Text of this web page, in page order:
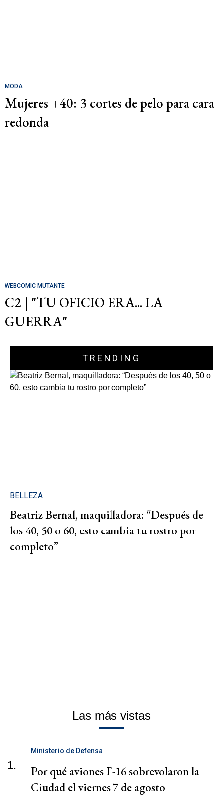
MODA
Mujeres +40: 3 cortes de pelo para cara
redonda
WEBCOMIC MUTANTE
C2 | "TU OFICIO ERA... LA
GUERRA"
TRENDING
BELLEZA
Beatriz Bernal, maquilladora: “Después de
los 40, 50 o 60, esto cambia tu rostro por
completo”
Las más vistas
1.
Ministerio de Defensa
Por qué aviones F-16 sobrevolaron la
Ciudad el viernes 7 de agosto